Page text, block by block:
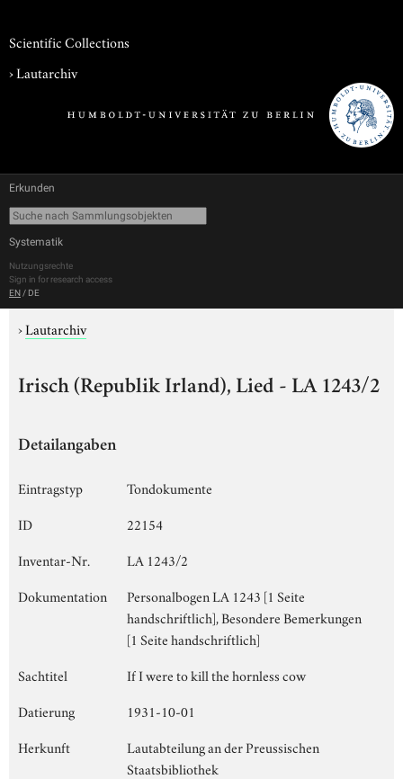
Scientific Collections
›Lautarchiv
Erkunden
Systematik
Nutzungsrechte
Sign in for research access
EN / DE
›Lautarchiv
Irisch (Republik Irland), Lied - LA 1243/2
Detailangaben
Eintragstyp
Tondokumente
ID
22154
Inventar-Nr.
LA 1243/2
Dokumentation
Personalbogen LA 1243 [1 Seite
handschriftlich], Besondere Bemerkungen
[1 Seite handschriftlich]
Sachtitel
If I were to kill the hornless cow
Datierung
1931-10-01
Herkunft
Lautabteilung an der Preussischen
Staatsbibliothek